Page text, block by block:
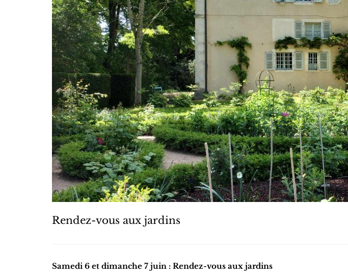
Rendez-vous aux jardins
Samedi 6 et dimanche 7 juin : Rendez-vous aux jardins